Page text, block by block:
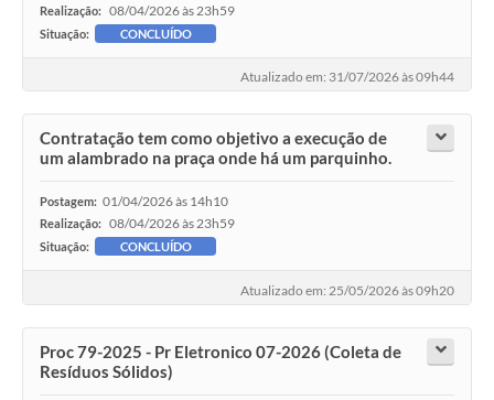
Realização: 08/04/2026 às 23h59
Situação: CONCLUÍDO
Atualizado em: 31/07/2026 às 09h44
Contratação tem como objetivo a execução de
um alambrado na praça onde há um parquinho.
Postagem: 01/04/2026 às 14h10
Realização: 08/04/2026 às 23h59
Situação: CONCLUÍDO
Atualizado em: 25/05/2026 às 09h20
Proc 79-2025 - Pr Eletronico 07-2026 (Coleta de
Resíduos Sólidos)